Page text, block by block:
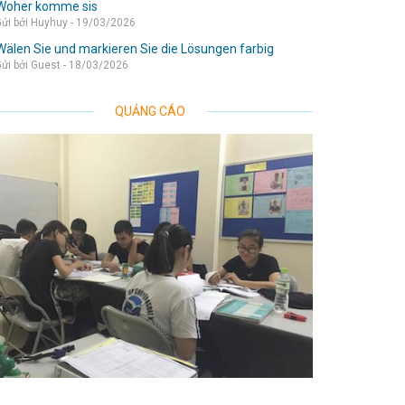
komme sis
bởi Huyhuy - 19/03/2026
Sie und markieren Sie die Lösungen farbig
bởi Guest - 18/03/2026
QUẢNG CÁO